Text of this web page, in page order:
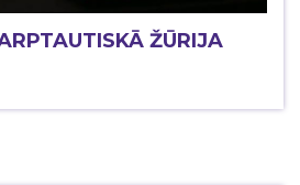
ŽŪRIJA